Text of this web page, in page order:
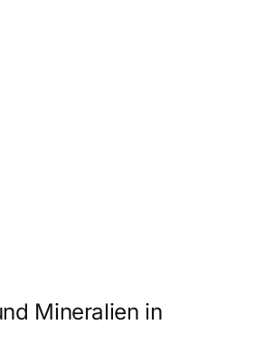
Mineralien in